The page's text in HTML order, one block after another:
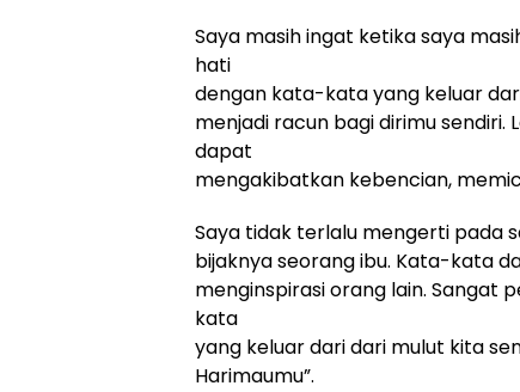
Saya masih ingat ketika saya
hati
dengan kata-kata yang keluar
menjadi racun bagi dirimu
dapat
mengakibatkan kebencian,
Saya tidak terlalu mengerti pada
bijaknya seorang ibu. Kata-kata
menginspirasi orang lain. Sangat
kata
yang keluar dari dari mulut kita
Harimaumu”.